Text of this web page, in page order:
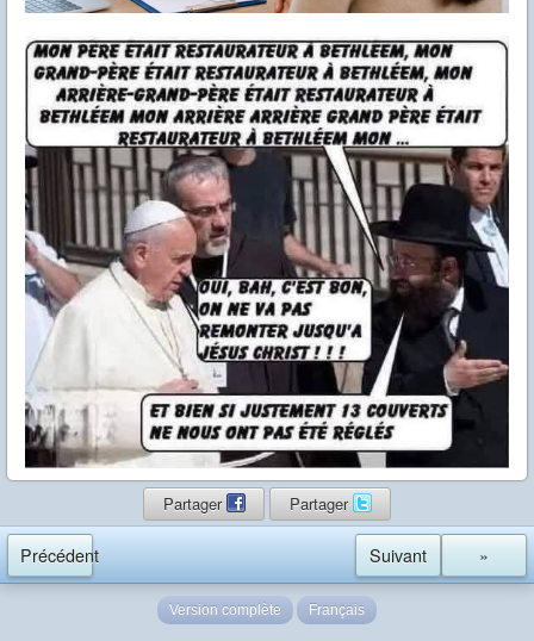
Partager Partager
Précédent »
Suivant
Version complète Français